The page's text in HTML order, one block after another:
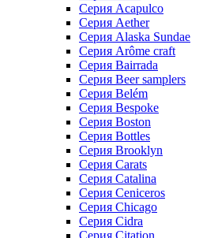
Серия Acapulco
Серия Aether
Серия Alaska Sundae
Серия Arôme craft
Серия Bairrada
Серия Beer samplers
Серия Belém
Серия Bespoke
Серия Boston
Серия Bottles
Серия Brooklyn
Серия Carats
Серия Catalina
Серия Ceniceros
Серия Chicago
Серия Cidra
Серия Citation